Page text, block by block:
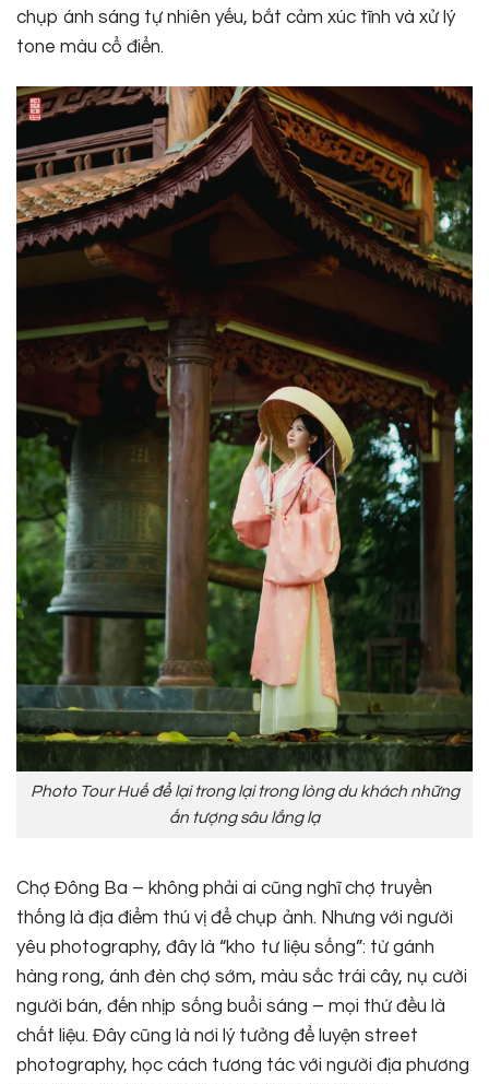
chụp ánh sáng tự nhiên yếu, bắt cảm xúc tĩnh và xử lý
tone màu cổ điển.
Photo Tour Huế để lại trong lại trong lòng du khách những
ấn tượng sâu lắng lạ
Chợ Đông Ba – không phải ai cũng nghĩ chợ truyền
thống là địa điểm thú vị để chụp ảnh. Nhưng với người
yêu photography, đây là “kho tư liệu sống”: từ gánh
hàng rong, ánh đèn chợ sớm, màu sắc trái cây, nụ cười
người bán, đến nhịp sống buổi sáng – mọi thứ đều là
chất liệu. Đây cũng là nơi lý tưởng để luyện street
photography, học cách tương tác với người địa phương